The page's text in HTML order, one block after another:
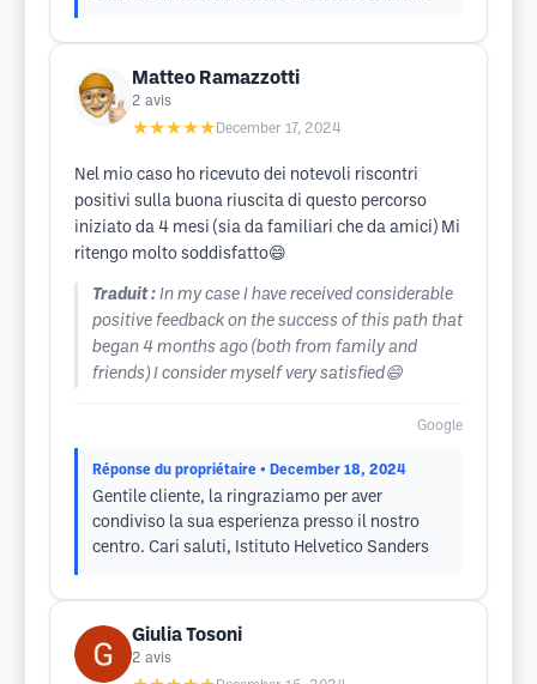
Matteo Ramazzotti
2 avis
★★★★★ December 17, 2024
Nel mio caso ho ricevuto dei notevoli riscontri
positivi sulla buona riuscita di questo percorso
iniziato da 4 mesi (sia da familiari che da amici) Mi
ritengo molto soddisfatto😄
Traduit : In my case I have received considerable
positive feedback on the success of this path that
began 4 months ago (both from family and
friends) I consider myself very satisfied😄
Google
Réponse du propriétaire • December 18, 2024
Gentile cliente, la ringraziamo per aver
condiviso la sua esperienza presso il nostro
centro. Cari saluti, Istituto Helvetico Sanders
Giulia Tosoni
2 avis